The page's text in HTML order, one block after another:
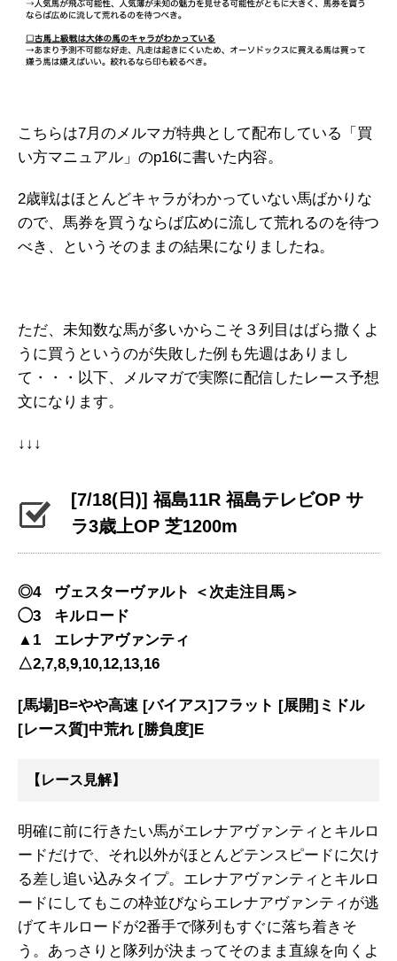
こちらは7月のメルマガ特典として配布している「買
い方マニュアル」のp16に書いた内容。
2歳戦はほとんどキャラがわかっていない馬ばかりな
ので、馬券を買うならば広めに流して荒れるのを待つ
べき、というそのままの結果になりましたね。
ただ、未知数な馬が多いからこそ３列目はばら撒くよ
うに買うというのが失敗した例も先週はありまし
て・・・以下、メルマガで実際に配信したレース予想
文になります。
↓↓↓
[7/18(日)] 福島11R 福島テレビOP サ
ラ3歳上OP 芝1200m
◎4 ヴェスターヴァルト ＜次走注目馬＞
◯3 キルロード
▲1 エレナアヴァンティ
△2,7,8,9,10,12,13,16
[馬場]B=やや高速 [バイアス]フラット [展開]ミドル
[レース質]中荒れ [勝負度]E
【レース見解】
明確に前に行きたい馬がエレナアヴァンティとキルロ
ードだけで、それ以外がほとんどテンスピードに欠け
る差し追い込みタイプ。エレナアヴァンティとキルロ
ードにしてもこの枠並びならエレナアヴァンティが逃
げてキルロードが2番手で隊列もすぐに落ち着きそ
う。あっさりと隊列が決まってそのまま直線を向くよ